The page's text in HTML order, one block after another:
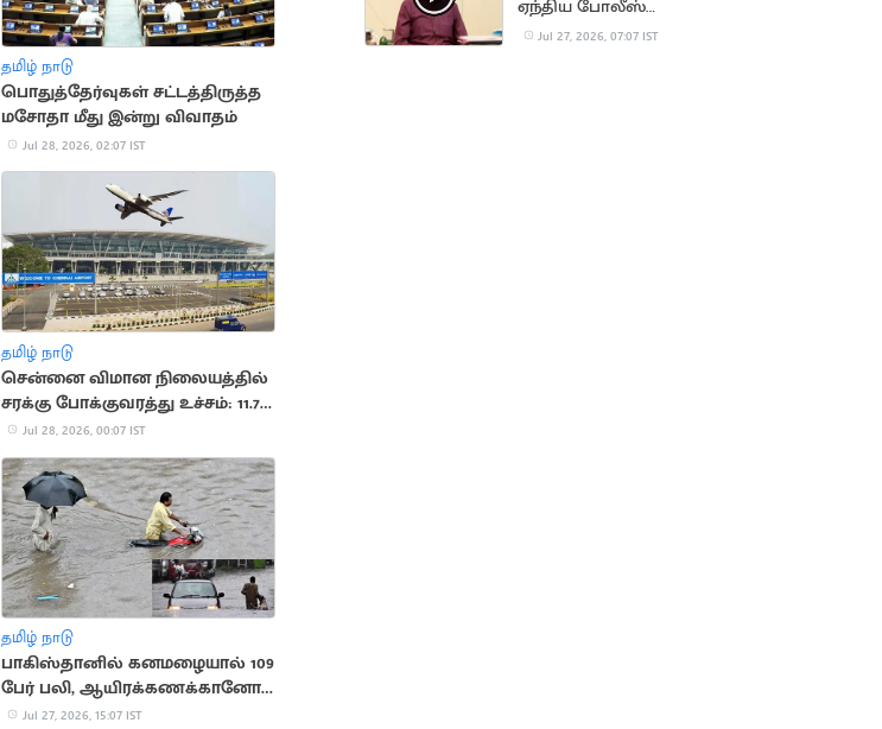
தமிழ் நாடு
பொதுத்தேர்வுகள் சட்டத்திருத்த
மசோதா மீது இன்று விவாதம்
Jul 28, 2026, 02:07 IST
தமிழ் நாடு
சென்னை விமான நிலையத்தில்
சரக்கு போக்குவரத்து உச்சம்: 11.7%
வளர்ச்சி
Jul 28, 2026, 00:07 IST
தமிழ் நாடு
பாகிஸ்தானில் கனமழையால் 109
பேர் பலி, ஆயிரக்கணக்கானோர்
பாதிப்பு
Jul 27, 2026, 15:07 IST
ஏந்திய போலீஸ்
பாதுகாப்பு
Jul 27, 2026, 07:07 IST